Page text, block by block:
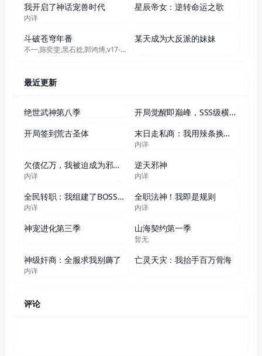
我开启了神话宠兽时代
内详
星辰帝女：逆转命运之歌
斗破苍穹年番
不一,陈奕雯,黑石稔,郭鸿博,v17-富贵,王宇航,赵洋
某天成为大反派的妹妹
最近更新
绝世武神第八季 开局觉醒即巅峰，SSS级横扫异能界！
开局签到荒古圣体
更新至162集
末日走私商：我用辣条换金砖
内详
欠债亿万，我被迫成为邪神打工人
内详
逆天邪神
内详
全民转职：我组建了BOSS军团
内详
全职法神！我即是规则
内详
神宠进化第三季 山海契约第一季
暂无
神级奸商：全服求我别薅了
内详
亡灵天灾：我抬手百万骨海
评论